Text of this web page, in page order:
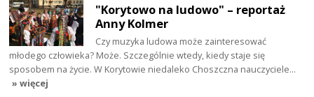
"Korytowo na ludowo" – reportaż
Anny Kolmer
Czy muzyka ludowa może zainteresować
młodego człowieka? Może. Szczególnie wtedy, kiedy staje się
sposobem na życie. W Korytowie niedaleko Choszczna nauczyciele…
» więcej